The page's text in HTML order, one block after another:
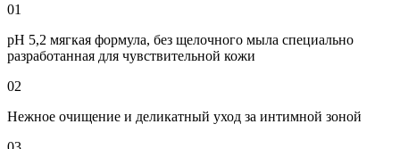
01
рН 5,2 мягкая формула, без щелочного мыла специально
разработанная для чувствительной кожи
02
Нежное очищение и деликатный уход за интимной зоной